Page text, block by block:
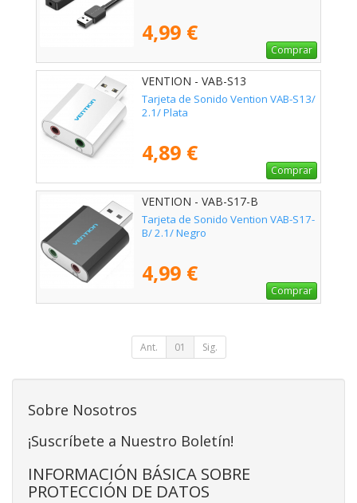
4,99 €
Comprar
VENTION - VAB-S13
Tarjeta de Sonido Vention VAB-S13/
2.1/ Plata
4,89 €
Comprar
VENTION - VAB-S17-B
Tarjeta de Sonido Vention VAB-S17-
B/ 2.1/ Negro
4,99 €
Comprar
Ant. 01 Sig.
Sobre Nosotros
¡Suscríbete a Nuestro Boletín!
INFORMACIÓN BÁSICA SOBRE
PROTECCIÓN DE DATOS